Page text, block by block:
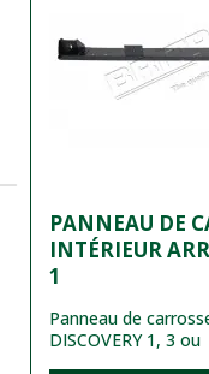
PANNEAU DE
INTÉRIEUR
1
Panneau de
DISCOVERY 1, 3 ou